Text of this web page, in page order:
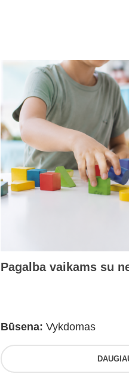
Pagalba vaikams su
Būsena: Vykdomas